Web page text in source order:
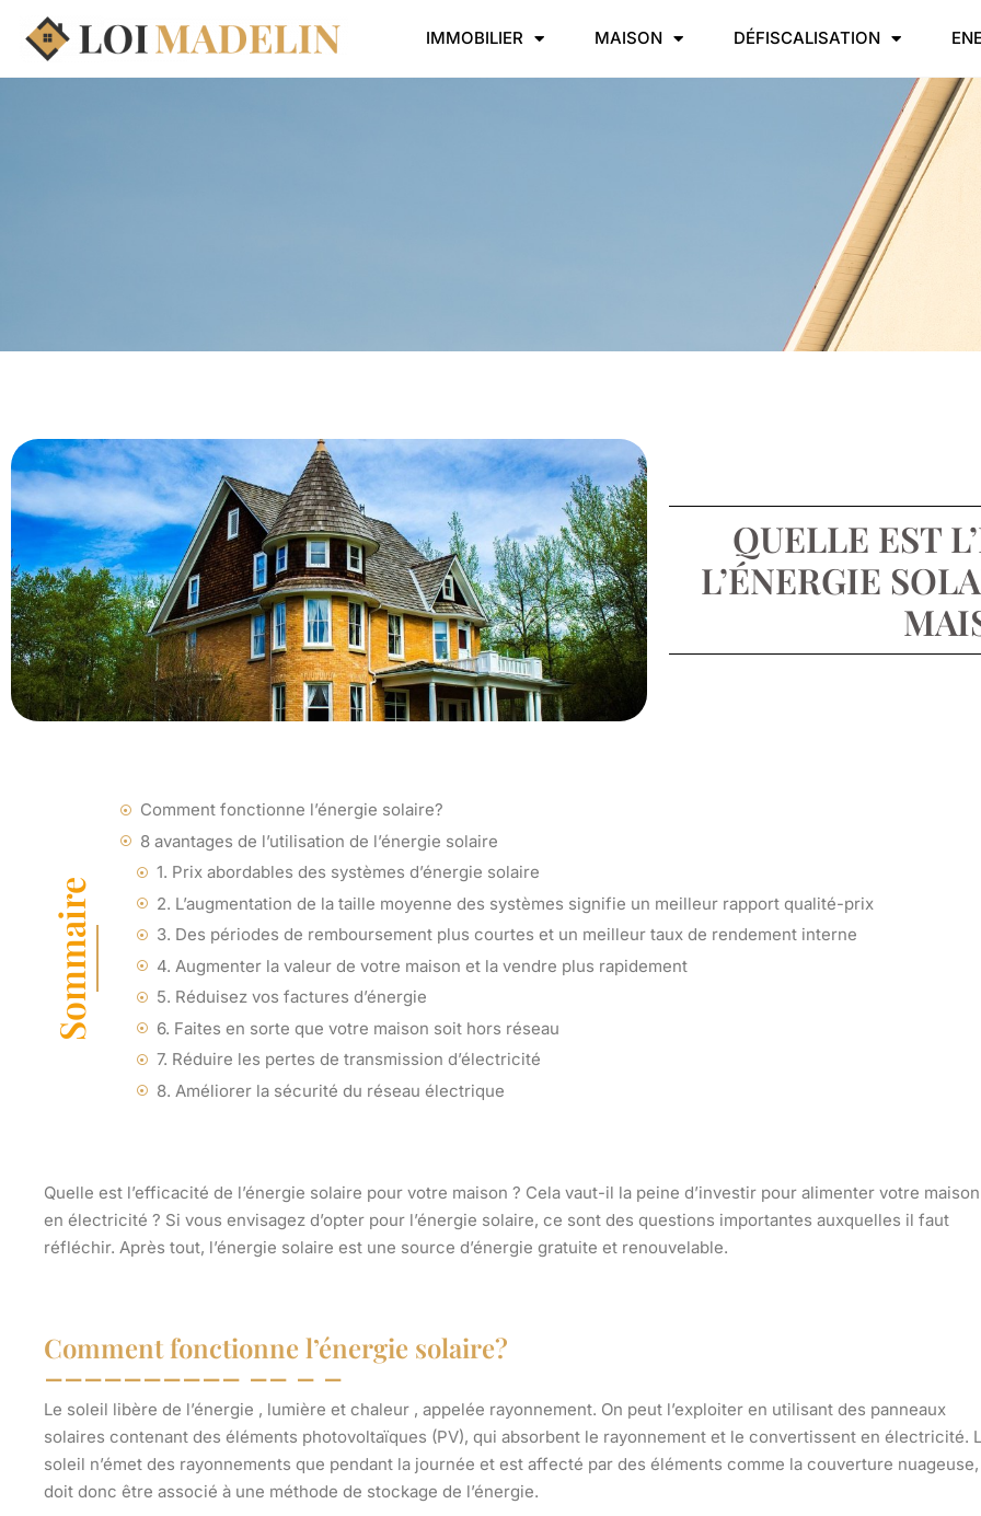
IMMOBILIER MAISON DÉFISCALISATION
QUELLE EST
L’ÉNERGIE
Sommaire
Comment fonctionne l’énergie solaire?
8 avantages de l’utilisation de l’énergie solaire
1. Prix abordables des systèmes d’énergie solaire
2. L’augmentation de la taille moyenne des systèmes signifie un meilleur rapport qualité-prix
3. Des périodes de remboursement plus courtes et un meilleur taux de rendement interne
4. Augmenter la valeur de votre maison et la vendre plus rapidement
5. Réduisez vos factures d’énergie
6. Faites en sorte que votre maison soit hors réseau
7. Réduire les pertes de transmission d’électricité
8. Améliorer la sécurité du réseau électrique
Quelle est l’efficacité de l’énergie solaire pour votre maison ? Cela vaut-il la peine d’investir pour alimenter votre maison
en électricité ? Si vous envisagez d’opter pour l’énergie solaire, ce sont des questions importantes auxquelles il faut
réfléchir. Après tout, l’énergie solaire est une source d’énergie gratuite et renouvelable.
Comment fonctionne l’énergie solaire?
Le soleil libère de l’énergie , lumière et chaleur , appelée rayonnement. On peut l’exploiter en utilisant des panneaux
solaires contenant des éléments photovoltaïques (PV), qui absorbent le rayonnement et le convertissent en électricité.
soleil n’émet des rayonnements que pendant la journée et est affecté par des éléments comme la couverture
doit donc être associé à une méthode de stockage de l’énergie.